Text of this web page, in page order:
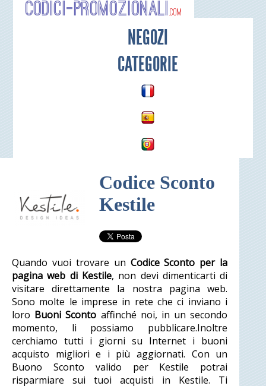
Codici-
NEGOZI
CATEGORIE
Codice Sconto
Kestile
Quando vuoi trovare un Codice Sconto per la
pagina web di Kestile, non devi dimenticarti di
visitare direttamente la nostra pagina web.
Sono molte le imprese in rete che ci inviano i
loro Buoni Sconto affinché noi, in un secondo
momento, li possiamo pubblicare.Inoltre
cerchiamo tutti i giorni su Internet i buoni
acquisto migliori e i più aggiornati. Con un
Buono Sconto valido per Kestile potrai
risparmiare sui tuoi acquisti in Kestile. Ti